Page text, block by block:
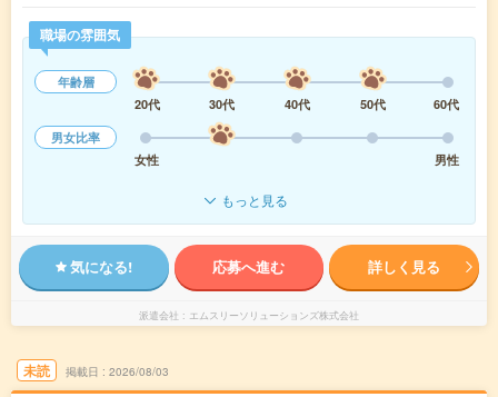
職場の雰囲気
年齢層
20代
30代 40代 50代
60代
男女比率
女性
男性
もっと見る
気になる! 応募へ進む 詳しく見る
派遣会社 エムスリーソリューションズ株式会社
未読 掲載日 2026/08/03